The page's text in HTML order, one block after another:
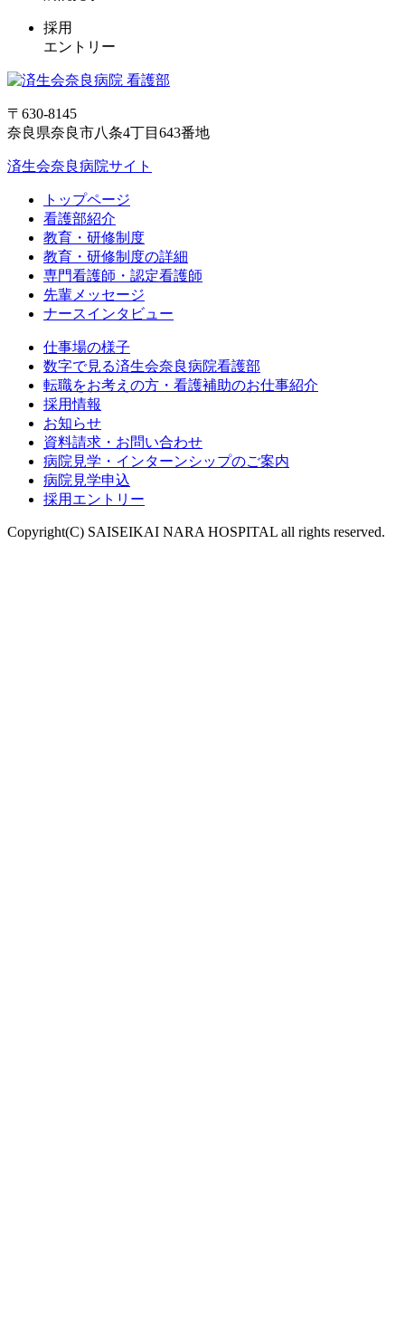
採用
エントリー
〒630-8145
奈良県奈良市八条4丁目643番地
済生会奈良病院サイト
トップページ
看護部紹介
教育・研修制度
教育・研修制度の詳細
専門看護師・認定看護師
先輩メッセージ
ナースインタビュー
仕事場の様子
数字で見る済生会奈良病院看護部
転職をお考えの方・看護補助のお仕事紹介
採用情報
お知らせ
資料請求・お問い合わせ
病院見学・インターンシップのご案内
病院見学申込
採用エントリー
Copyright(C) SAISEIKAI NARA HOSPITAL all rights reserved.